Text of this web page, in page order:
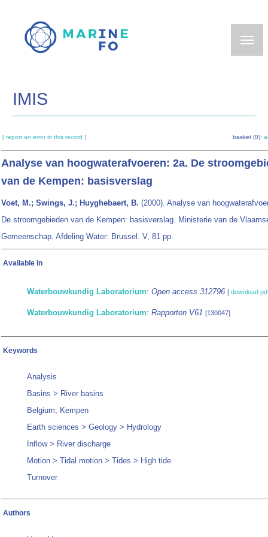
main
IMIS
[ report an error in this record ] basket (0):
Analyse van hoogwaterafvoeren: 2a. De
van de Kempen: basisverslag
Voet, M.; Swings, J.; Huyghebaert, B. (2000). Analyse van
De stroomgebieden van de Kempen: basisverslag. Ministerie van de
Gemeenschap. Afdeling Water: Brussel. V, 81 pp.
Available in
Waterbouwkundig Laboratorium: Open access 312796 [ download
Waterbouwkundig Laboratorium: Rapporten V61 [130047]
Keywords
Analysis
Basins > River basins
Belgium, Kempen
Earth sciences > Geology > Hydrology
Inflow > River discharge
Motion > Tidal motion > Tides > High tide
Turnover
Authors